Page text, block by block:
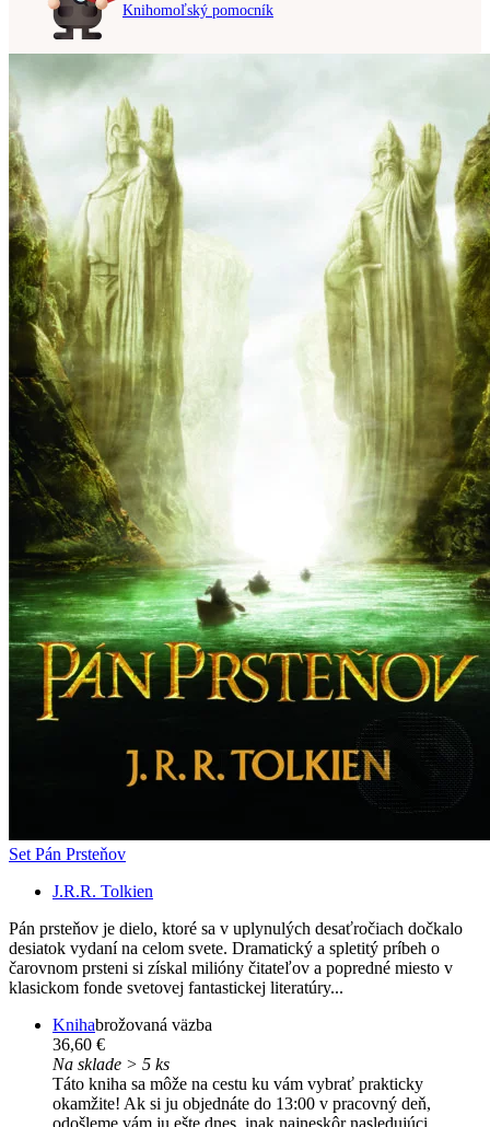
Knihomoľský pomocník
Set Pán Prsteňov
J.R.R. Tolkien
Pán prsteňov je dielo, ktoré sa v uplynulých desaťročiach dočkalo
desiatok vydaní na celom svete. Dramatický a spletitý príbeh o
čarovnom prsteni si získal milióny čitateľov a popredné miesto v
klasickom fonde svetovej fantastickej literatúry...
Knihabrožovaná väzba
36,60 €
Na sklade > 5 ks
Táto kniha sa môže na cestu ku vám vybrať prakticky
okamžite! Ak si ju objednáte do 13:00 v pracovný deň,
odošleme vám ju ešte dnes, inak najneskôr nasledujúci